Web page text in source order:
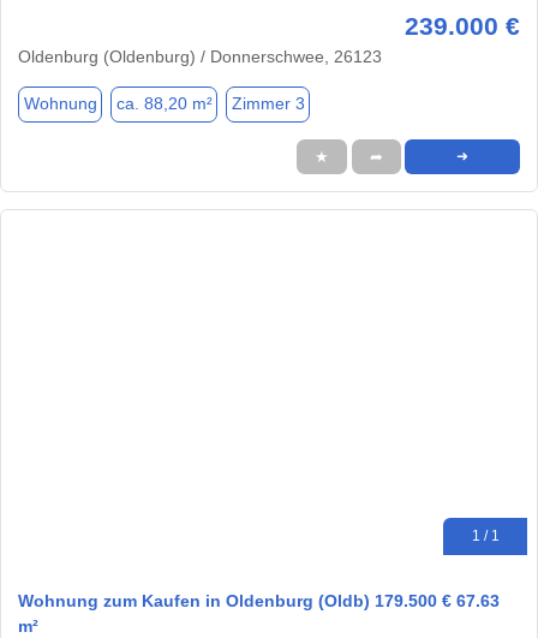
239.000 €
Oldenburg (Oldenburg) / Donnerschwee, 26123
Wohnung ca. 88,20 m² Zimmer 3
★ ➦ ➜
1 / 1
Wohnung zum Kaufen in Oldenburg (Oldb) 179.500 € 67.63
m²